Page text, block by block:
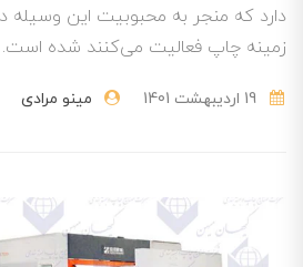
دارد که منجر به محبوبیت این وسیله
زمینه چاپ فعالیت می‌کنند شده است.
مینو مرادی